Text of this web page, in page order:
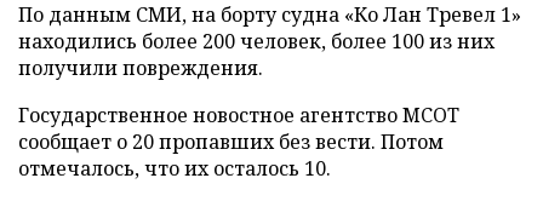
По данным СМИ, на борту судна «Ко Лан Тревел 1»
находились более 200 человек, более 100 из них
получили повреждения.
Государственное новостное агентство MCOT
сообщает о 20 пропавших без вести. Потом
отмечалось, что их осталось 10.